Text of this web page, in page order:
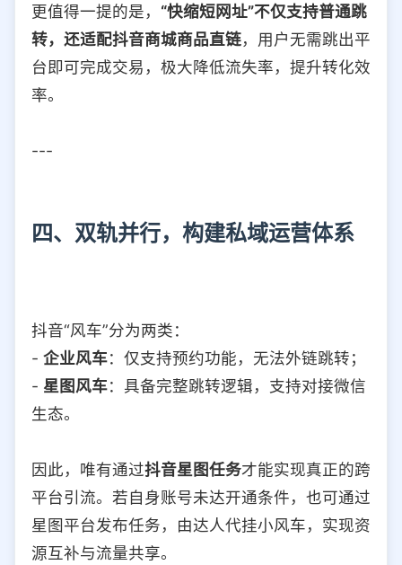
更值得一提的是， “快缩短网址”不仅支持普通跳
转，还适配抖音商城商品直链，用户无需跳出平
台即可完成交易，极大降低流失率，提升转化效
率。
---
四、双轨并行，构建私域运营体系
抖音“风车”分为两类：
- 企业风车：仅支持预约功能，无法外链跳转；
- 星图风车：具备完整跳转逻辑，支持对接微信
生态。
因此，唯有通过抖音星图任务才能实现真正的跨
平台引流。若自身账号未达开通条件，也可通过
星图平台发布任务，由达人代挂小风车，实现资
源互补与流量共享。